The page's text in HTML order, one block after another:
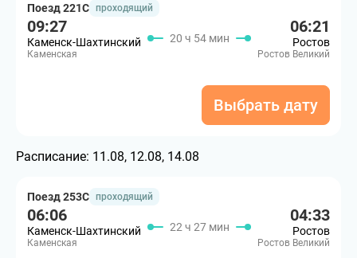
Поезд 221С проходящий
09:27
Каменск-Шахтинский
Каменская
20 ч 54 мин
06:21
Ростов
Ростов Великий
Выбрать дату
Расписание: 11.08, 12.08, 14.08
Поезд 253С проходящий
06:06
Каменск-Шахтинский
Каменская
22 ч 27 мин
04:33
Ростов
Ростов Великий